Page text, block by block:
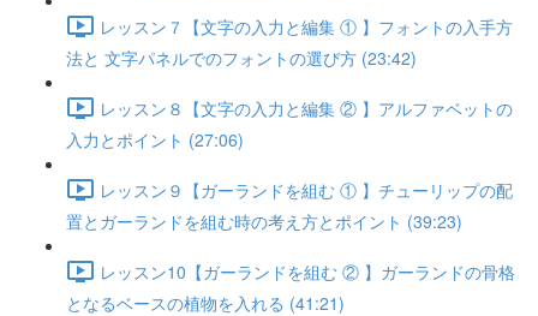
レッスン７【文字の入力と編集 ① 】フォントの入手方
法と 文字パネルでのフォントの選び方 (23:42)
レッスン８【文字の入力と編集 ② 】アルファベットの
入力とポイント (27:06)
レッスン９【ガーランドを組む ① 】チューリップの配
置とガーランドを組む時の考え方とポイント (39:23)
レッスン10【ガーランドを組む ② 】ガーランドの骨格
となるベースの植物を入れる (41:21)